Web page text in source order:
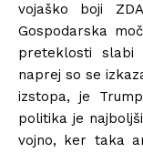
vojaško boji
Gospodarska
preteklosti slabi
naprej so se
izstopa, je
politika je
vojno, ker taka